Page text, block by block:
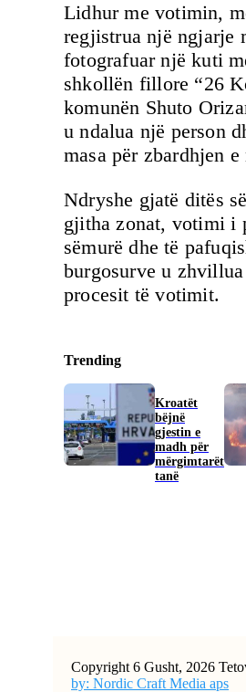
Lidhur me votimin,
regjistrua një ngjarje
fotografuar një kuti
shkollën fillore “26
komunën Shuto
u ndalua një person
masa për zbardhjen e
Ndryshe gjatë ditës
gjitha zonat, votimi i
sëmurë dhe të
burgosurve u
procesit të votimit.
Trending
Kroatët
bëjnë
gjestin e
madh për
mërgimtarët
tanë
Copyright 6 Gusht, 2026
by: Nordic Craft Media aps